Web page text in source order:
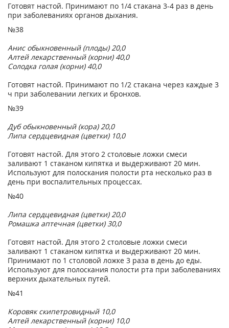
Готовят настой. Принимают по 1/4 стакана 3-4 раз в день
при заболеваниях органов дыхания.
№38
Анис обыкновенный (плоды) 20,0
Алтей лекарственный (корни) 40,0
Солодка голая (корни) 40,0
Готовят настой. Принимают по 1/2 стакана через каждые 3
ч при заболевании легких и бронхов.
№39
Дуб обыкновенный (кора) 20,0
Липа сердцевидная (цветки) 10,0
Готовят настой. Для этого 2 столовые ложки смеси
заливают 1 стаканом кипятка и выдерживают 20 мин.
Используют для полоскания полости рта несколько раз в
день при воспалительных процессах.
№40
Липа сердцевидная (цветки) 20,0
Ромашка аптечная (цветки) 30,0
Готовят настой. Для этого 2 столовые ложки смеси
заливают 1 стаканом кипятка и выдерживают 20 мин.
Принимают по 1 столовой ложке 3 раза в день до еды.
Используют для полоскания полости рта при заболеваниях
верхних дыхательных путей.
№41
Коровяк скипетровидный 10,0
Алтей лекарственный (корни) 10,0